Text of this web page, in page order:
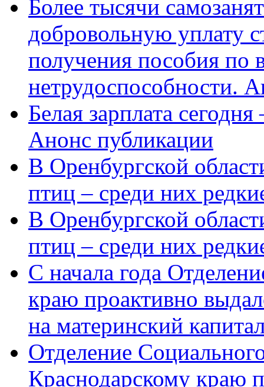
Более тысячи
добровольную уплату
получения пособия по
нетрудоспособности.
Белая зарплата
Анонс публикации
В Оренбургской
птиц – среди них
В Оренбургской
птиц – среди них
С начала года
краю проактивно
на материнский
Отделение
Краснодарскому краю